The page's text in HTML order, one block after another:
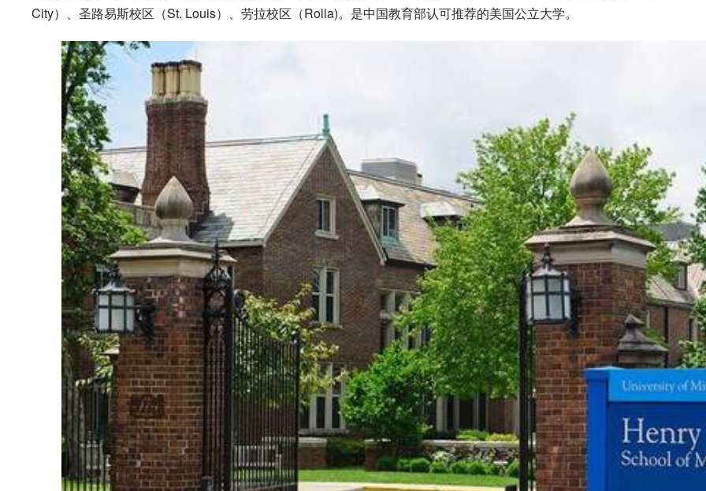
City）、圣路易斯校区（St. Louis）、劳拉校区（Rolla)。是中国教育部认可推荐的美国公立大学。